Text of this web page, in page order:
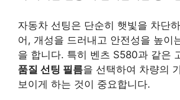
자동차 선팅은 단순히 햇빛을 차단
어, 개성을 드러내고 안전성을 높이
을 합니다. 특히 벤츠 S580과 같은
품질 선팅 필름을 선택하여 차량의
보이게 하는 것이 중요합니다.